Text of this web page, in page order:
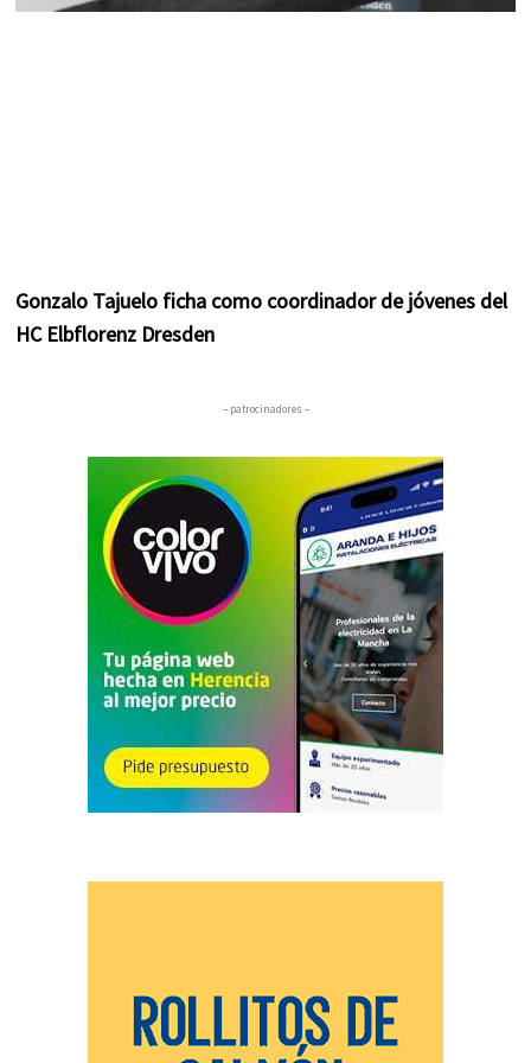
Gonzalo Tajuelo ficha como coordinador de jóvenes del
HC Elbflorenz Dresden
– patrocinadores –